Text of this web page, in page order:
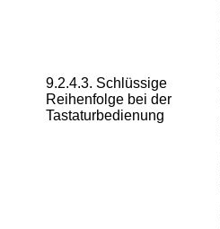
9.2.4.3. Schlüssige
Reihenfolge bei der
Tastaturbedienung